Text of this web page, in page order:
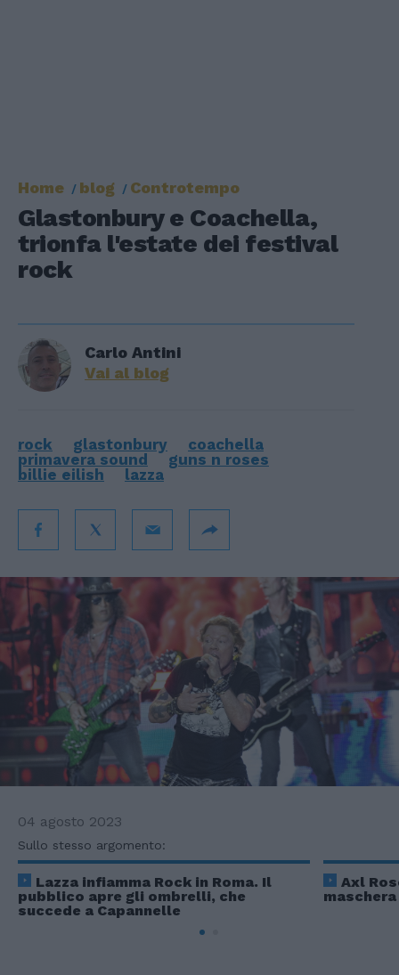
Home blog Controtempo
Glastonbury e Coachella,
trionfa l'estate dei festival
rock
Carlo Antini
Vai al blog
rock glastonbury
coachella
primavera sound
guns n roses
billie eilish
lazza
04 agosto 2023
Sullo stesso argomento:
Lazza infiamma Rock in Roma. Il
pubblico apre gli ombrelli, che
succede a Capannelle
Axl